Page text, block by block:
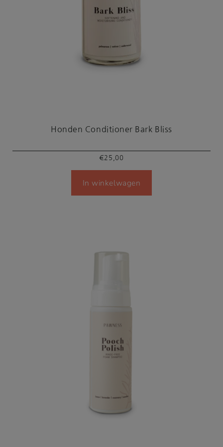
Honden Conditioner Bark Bliss
€ 25,00
In winkelwagen